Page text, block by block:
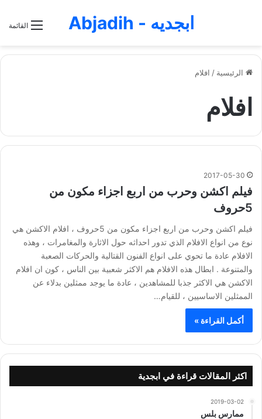
القائمة ابجديه - Abjadih
الرئيسية / افلام
افلام
2017-05-30
فيلم اكشن وحرب من اربع اجزاء مكون من
5حروف
فيلم اكشن وحرب من اربع اجزاء مكون من 5حروف ، افلام الاكشن هي
نوع من انواع الافلام الذي تدور احداثه حول الاثارة والمغامرات ، وهذه
الافلام عادة ما تحوي على انواع الفنون القتالية والحركات الصعبة
والمتنوعة . ابطال هذه الافلام هم الاكثر شعبية بين الناس ، كون ان افلام
الاكشن هي الاكثر جذبا للمشاهدين ، عادة ما يوجد ممثلين بدلاء عن
الممثلين الاساسيين ، للقيام…
أكمل القراءة »
اكثر المقالات قراءة في ابجدية
2019-03-02
ممارس بلس